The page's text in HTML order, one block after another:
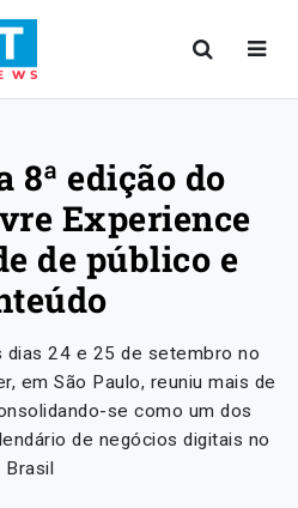
8ª edição do
Experience
de público e
dias 24 e 25 de setembro no
em São Paulo, reuniu mais de
se como um dos
de negócios digitais no
Brasil